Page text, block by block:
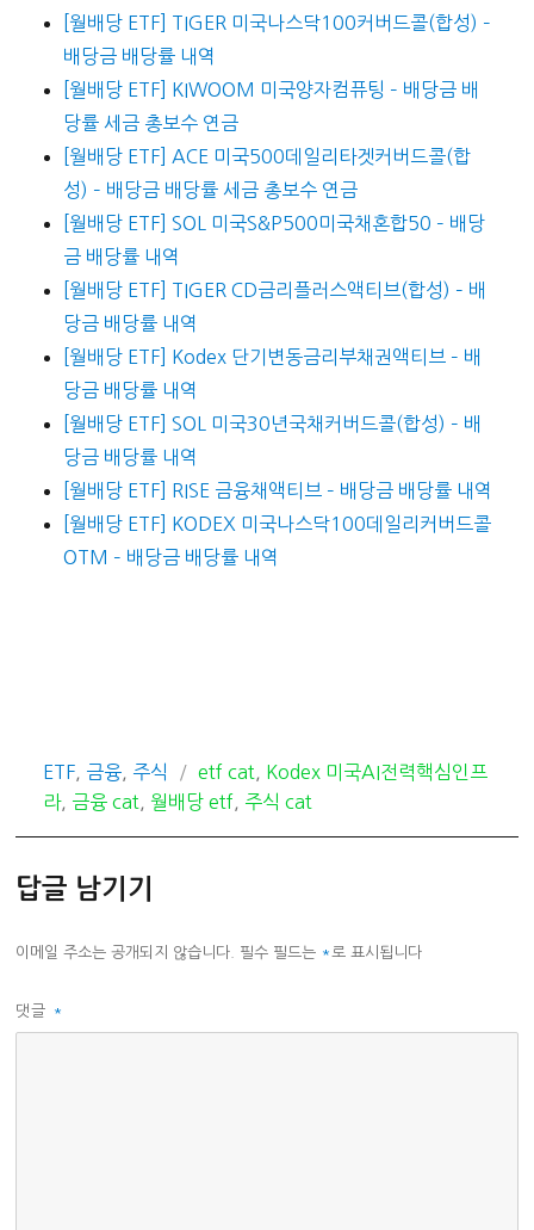
[월배당 ETF] TIGER 미국나스닥100커버드콜(합성) –
배당금 배당률 내역
[월배당 ETF] KIWOOM 미국양자컴퓨팅 – 배당금 배
당률 세금 총보수 연금
[월배당 ETF] ACE 미국500데일리타겟커버드콜(합
성) – 배당금 배당률 세금 총보수 연금
[월배당 ETF] SOL 미국S&P500미국채혼합50 – 배당
금 배당률 내역
[월배당 ETF] TIGER CD금리플러스액티브(합성) – 배
당금 배당률 내역
[월배당 ETF] Kodex 단기변동금리부채권액티브 – 배
당금 배당률 내역
[월배당 ETF] SOL 미국30년국채커버드콜(합성) – 배
당금 배당률 내역
[월배당 ETF] RISE 금융채액티브 – 배당금 배당률 내역
[월배당 ETF] KODEX 미국나스닥100데일리커버드콜
OTM – 배당금 배당률 내역
카
테
ETF 금융 주식
태
그
etf cat
Kodex 미국AI전력핵심인프
라, 금융 cat 월배당 etf 주식 cat
답글 남기기
이메일 주소는 공개되지 않습니다. 필수 필드는 *로 표시됩니다
댓글 *